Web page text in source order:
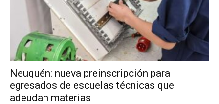
Neuquén: nueva preinscripción para
egresados de escuelas técnicas que
adeudan materias